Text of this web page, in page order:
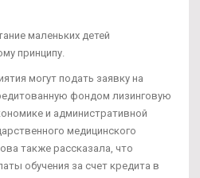
маленьких детей
принципу.
могут подать заявку на
фондом лизинговую
и административной
медицинского
также рассказала, что
обучения за счет кредита в